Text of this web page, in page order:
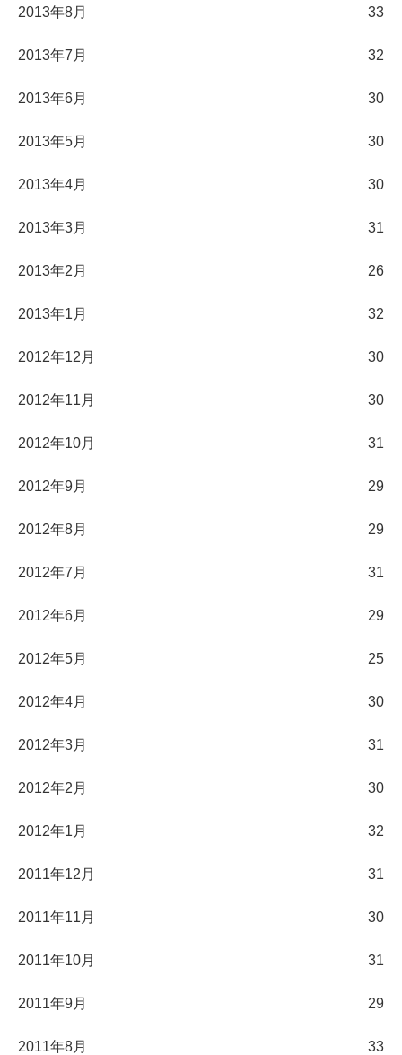
2013年8月 33
2013年7月 32
2013年6月 30
2013年5月 30
2013年4月 30
2013年3月 31
2013年2月 26
2013年1月 32
2012年12月 30
2012年11月 30
2012年10月 31
2012年9月 29
2012年8月 29
2012年7月 31
2012年6月 29
2012年5月 25
2012年4月 30
2012年3月 31
2012年2月 30
2012年1月 32
2011年12月 31
2011年11月 30
2011年10月 31
2011年9月 29
2011年8月 33